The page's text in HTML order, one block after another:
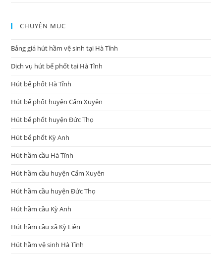
CHUYÊN MỤC
Bảng giá hút hầm vệ sinh tại Hà Tĩnh
Dịch vụ hút bể phốt tại Hà Tĩnh
Hút bể phốt Hà Tĩnh
Hút bể phốt huyện Cẩm Xuyên
Hút bể phốt huyện Đức Thọ
Hút bể phốt Kỳ Anh
Hút hầm cầu Hà Tĩnh
Hút hầm cầu huyện Cẩm Xuyên
Hút hầm cầu huyện Đức Thọ
Hút hầm cầu Kỳ Anh
Hút hầm cầu xã Kỳ Liên
Hút hầm vệ sinh Hà Tĩnh